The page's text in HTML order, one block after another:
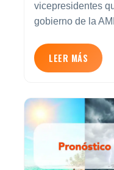
vicepresidentes
gobierno de la
LEER MÁS